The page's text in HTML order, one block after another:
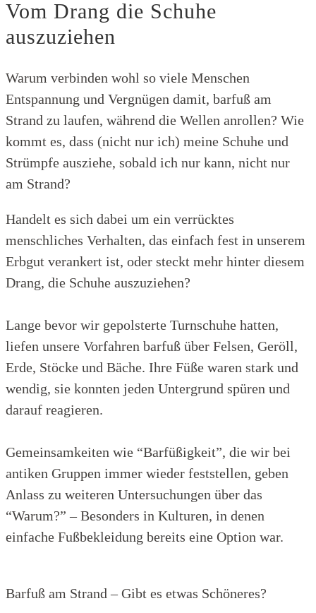
Vom Drang die Schuhe
auszuziehen
Warum verbinden wohl so viele Menschen
Entspannung und Vergnügen damit, barfuß am
Strand zu laufen, während die Wellen anrollen? Wie
kommt es, dass (nicht nur ich) meine Schuhe und
Strümpfe ausziehe, sobald ich nur kann, nicht nur
am Strand?
Handelt es sich dabei um ein verrücktes
menschliches Verhalten, das einfach fest in unserem
Erbgut verankert ist, oder steckt mehr hinter diesem
Drang, die Schuhe auszuziehen?
Lange bevor wir gepolsterte Turnschuhe hatten,
liefen unsere Vorfahren barfuß über Felsen, Geröll,
Erde, Stöcke und Bäche. Ihre Füße waren stark und
wendig, sie konnten jeden Untergrund spüren und
darauf reagieren.
Gemeinsamkeiten wie “Barfüßigkeit”, die wir bei
antiken Gruppen immer wieder feststellen, geben
Anlass zu weiteren Untersuchungen über das
“Warum?” – Besonders in Kulturen, in denen
einfache Fußbekleidung bereits eine Option war.
Barfuß am Strand – Gibt es etwas Schöneres?